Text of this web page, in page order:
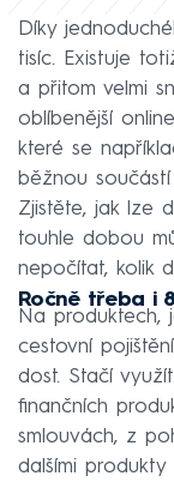
Díky
tisíc. Existuje
a přitom velmi
oblíbenější
které se
běžnou
Zjistěte, jak lze
touhle dobou
nepočítat, kolik
Ročně třeba i
Na produktech,
cestovní
dost. Stačí
finančních
smlouvách, z
dalšími